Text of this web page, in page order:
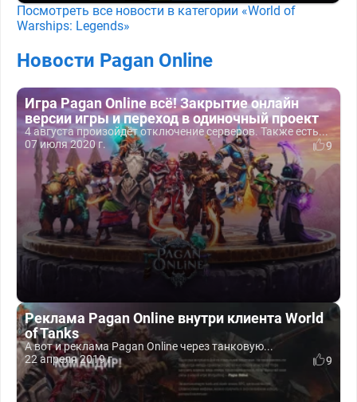
Посмотреть все новости в категории «World of
Warships: Legends»
Новости Pagan Online
Игра Pagan Online всё! Закрытие онлайн
версии игры и переход в одиночный проект
4 августа произойдёт отключение серверов. Также есть...
07 июля 2020 г.
9
Реклама Pagan Online внутри клиента World
of Tanks
А вот и реклама Pagan Online через танковую...
22 апреля 2019 г.
9